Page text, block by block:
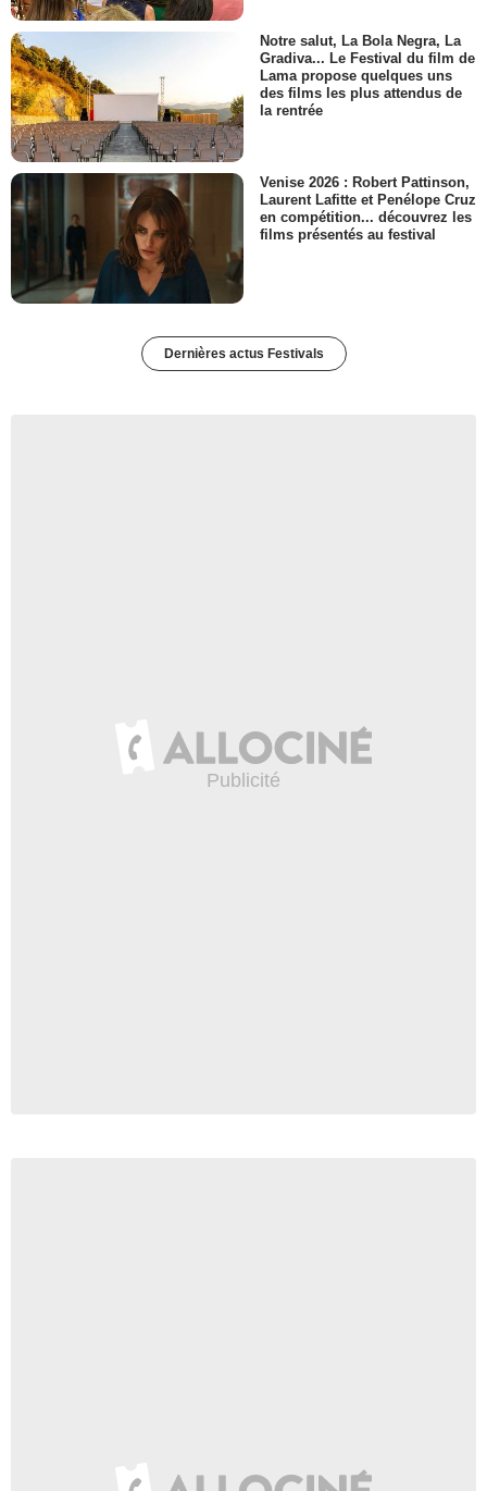
Notre salut, La Bola Negra, La
Gradiva... Le Festival du film de
Lama propose quelques uns
des films les plus attendus de
la rentrée
Venise 2026 : Robert Pattinson,
Laurent Lafitte et Penélope Cruz
en compétition... découvrez les
films présentés au festival
Dernières actus Festivals